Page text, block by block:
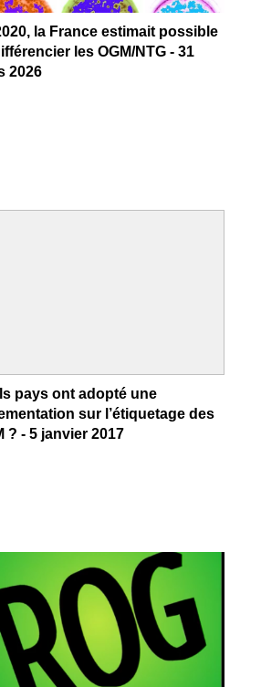
la France estimait possible
les OGM/NTG - 31
2026
pays ont adopté une
sur l’étiquetage des
? - 5 janvier 2017